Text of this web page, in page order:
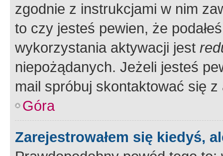
zgodnie z instrukcjami w nim
to czy jesteś pewien, że
wykorzystania aktywacji jest
niepożądanych. Jeżeli jesteś
mail spróbuj skontaktować się
Góra
Zarejestrowałem się kiedyś,